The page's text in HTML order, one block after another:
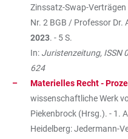
Zinssatz-Swap-
Nr. 2 BGB / Professor Dr.
2023. - 5 S.
In: Juristenzeitung, ISSN
624
Materielles Recht -
wissenschaftliche Werk
Piekenbrock (Hrsg.). - 1.
Heidelberg: Jedermann-